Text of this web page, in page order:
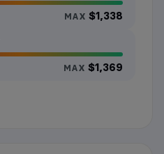
MAX $1,338
MAX $1,369